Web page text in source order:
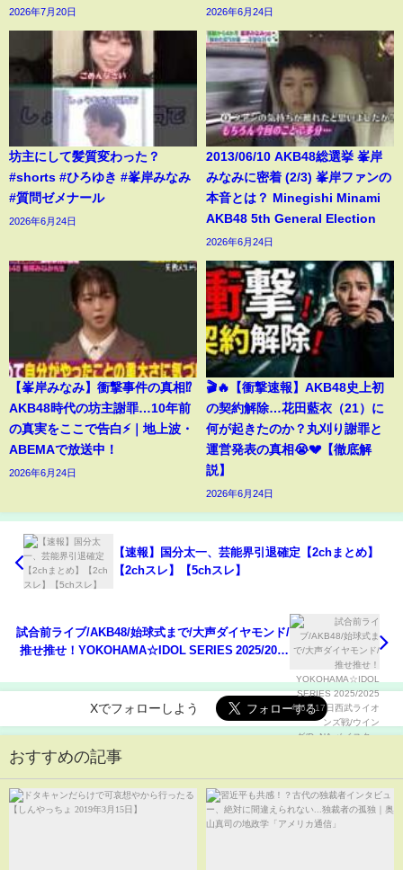
2026年7月20日 2026年6月24日
坊主にして髪質変わった？
#shorts #ひろゆき #峯岸みなみ
#質問ゼメナール
2026年6月24日
2013/06/10 AKB48総選挙 峯岸
みなみに密着 (2/3) 峯岸ファンの
本音とは？ Minegishi Minami
AKB48 5th General Election
2026年6月24日
【峯岸みなみ】衝撃事件の真相⁉️
AKB48時代の坊主謝罪…10年前
の真実をここで告白⚡️｜地上波・
ABEMAで放送中！
2026年6月24日
🎬🔥【衝撃速報】AKB48史上初
の契約解除…花田藍衣（21）に
何が起きたのか？丸刈り謝罪と
運営発表の真相😭💔【徹底解
説】
2026年6月24日
【速報】国分太一、芸能界引退確定【2chまとめ】
【2chスレ】【5chスレ】
試合前ライブ/AKB48/始球式まで/大声ダイヤモンド/
推せ推せ！YOKOHAMA☆IDOL SERIES 2025/2025
Xでフォローしよう
おすすめの記事